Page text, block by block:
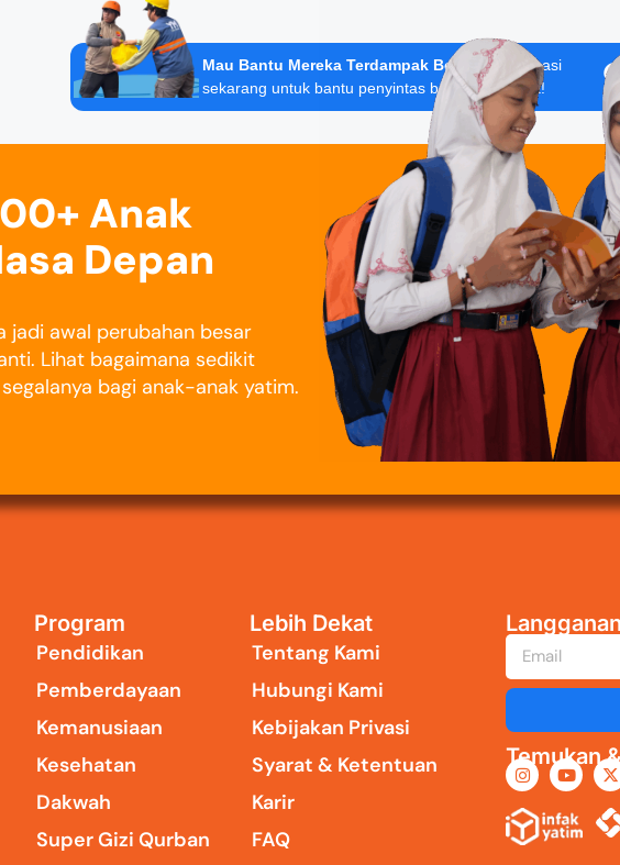
Mau Bantu Mereka Terdampak Bencana?
Donasi
sekarang untuk bantu penyintas banjir Sumatera!
Anak
Depan
jadi awal perubahan besar
Lihat bagaimana sedikit
bagi anak-anak yatim.
Program
Pendidikan
Pemberdayaan
Kemanusiaan
Kesehatan
Dakwah
Super Gizi Qurban
Lebih Dekat
Tentang Kami
Hubungi Kami
Kebijakan Privasi
Syarat & Ketentuan
Karir
FAQ
Temukan